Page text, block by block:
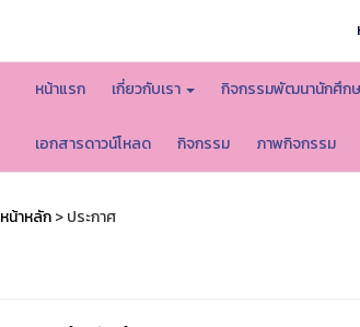
หน้าแรก เกี่ยวกับเรา กิจกรรมพัฒนานักศึก
เอกสารดาวน์โหลด กิจกรรม ภาพกิจกรรม
หน้าหลัก> ประกาศ